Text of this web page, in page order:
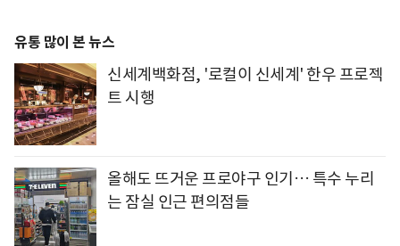
유통 많이 본 뉴스
신세계백화점, '로컬이 신세계' 한우 프로젝
트 시행
올해도 뜨거운 프로야구 인기… 특수 누리
는 잠실 인근 편의점들